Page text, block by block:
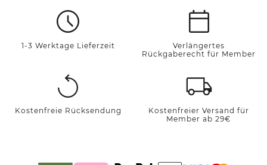
1-3 Werktage Lieferzeit
Verlängertes
Rückgaberecht für Member
Kostenfreie Rücksendung
Kostenfreier Versand für
Member ab 29€